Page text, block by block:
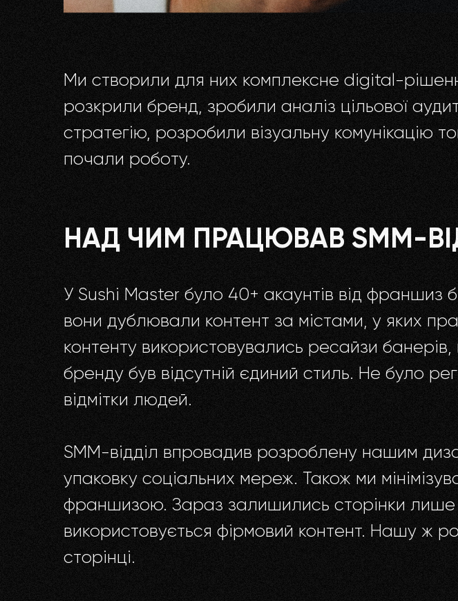
Ми створили для них комплексне digital-
розкрили бренд, зробили аналіз цільової
стратегію, розробили візуальну
почали роботу.
НАД ЧИМ ПРАЦЮВАВ SMM-
У Sushi Master було 40+ акаунтів від франшиз
вони дублювали контент за містами, у яких
контенту використовувались ресайзи
бренду був відсутній єдиний стиль. Не було
відмітки людей.
SMM-відділ впровадив розроблену нашим
упаковку соціальних мереж. Також ми
франшизою. Зараз залишились сторінки лише
використовується фірмовий контент. Нашу ж
сторінці.